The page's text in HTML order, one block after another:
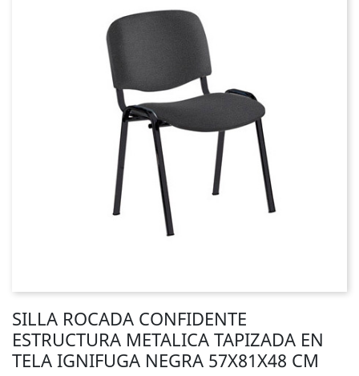
SILLA ROCADA CONFIDENTE
ESTRUCTURA METALICA TAPIZADA EN
TELA IGNIFUGA NEGRA 57X81X48 CM